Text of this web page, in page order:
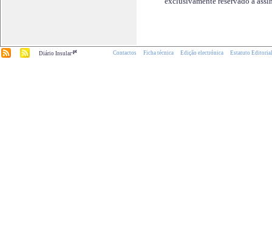
Diário Insular.pt Contactos Ficha técnica Edição electrónica Estatuto Editorial